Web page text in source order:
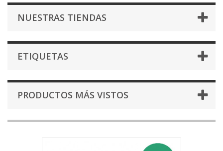
NUESTRAS TIENDAS
ETIQUETAS
PRODUCTOS MÁS VISTOS